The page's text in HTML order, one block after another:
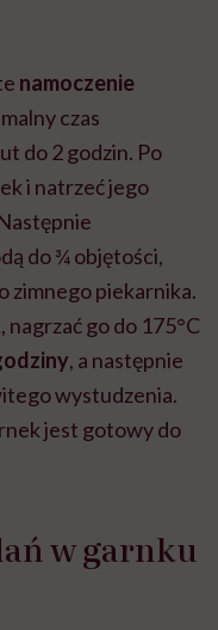
namoczenie
czas
do 2 godzin. Po
i natrzeć jego
do ¾ objętości,
zimnego piekarnika.
nagrzać go do 175°C
, a następnie
wystudzenia.
jest gotowy do
w garnku